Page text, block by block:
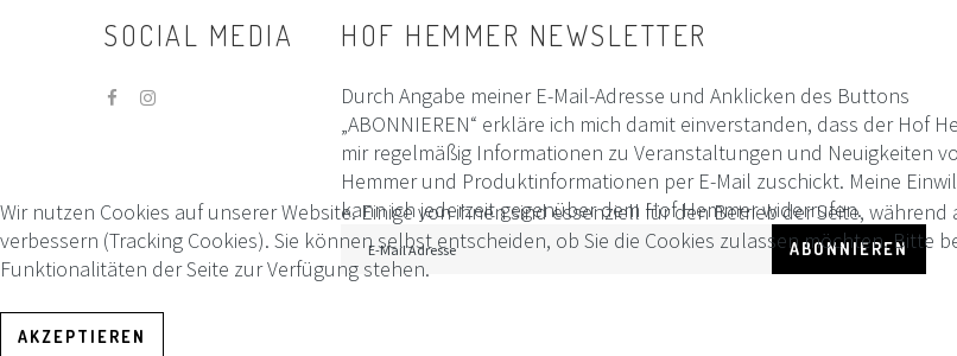
SOCIAL MEDIA HOF HEMMER NEWSLETTER
Durch Angabe meiner E-Mail-Adresse und Anklicken des Buttons
„ABONNIEREN“ erkläre ich mich damit einverstanden, dass der Hof
mir regelmäßig Informationen zu Veranstaltungen und Neuigkeiten
Hemmer und Produktinformationen per E-Mail zuschickt. Meine
kann ich jederzeit gegenüber dem Hof Hemmer widerrufen.
Wir nutzen Cookies auf unserer Website. Einige von ihnen sind essenziell für den Betrieb der Seite,
verbessern (Tracking Cookies). Sie können selbst entscheiden, ob Sie die Cookies zulassen möchten. Bitte
Funktionalitäten der Seite zur Verfügung stehen.
AKZEPTIEREN